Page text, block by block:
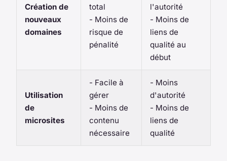
Création de
nouveaux
domaines
total
- Moins de
risque de
pénalité
l'autorité
- Moins de
liens de
qualité au
début
Utilisation
de
microsites
- Facile à
gérer
- Moins de
contenu
nécessaire
- Moins
d'autorité
- Moins de
liens de
qualité